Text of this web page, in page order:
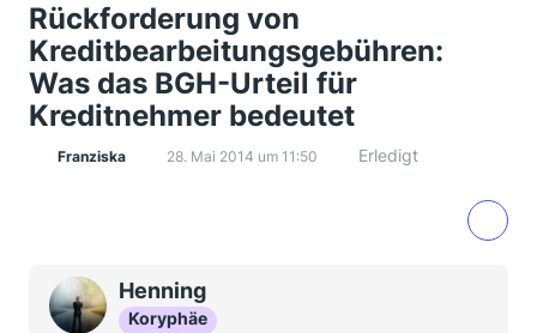
Rückforderung von
Kreditbearbeitungsgebühren:
Was das BGH-Urteil für
Kreditnehmer bedeutet
Franziska 28. Mai 2014 um 11:50 Erledigt
Henning
Koryphäe